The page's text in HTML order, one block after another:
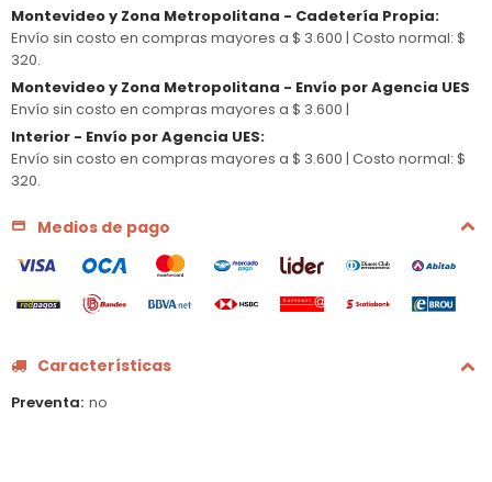
Montevideo y Zona Metropolitana - Cadetería Propia:
Envío sin costo en compras mayores a $ 3.600 | Costo normal: $
320.
Montevideo y Zona Metropolitana - Envío por Agencia UES
Envío sin costo en compras mayores a $ 3.600 |
Interior - Envío por Agencia UES:
Envío sin costo en compras mayores a $ 3.600 | Costo normal: $
320.
Medios de pago
Características
Preventa no